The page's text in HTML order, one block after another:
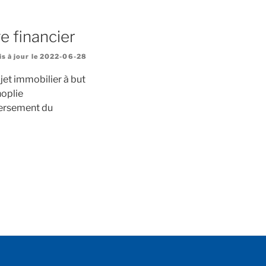
financier
à jour le 2022-06-28
immobilier à but
du